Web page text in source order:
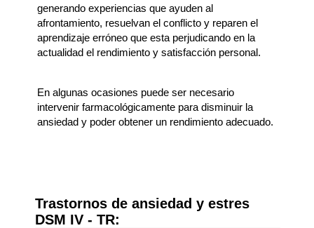
generando experiencias que ayuden al
afrontamiento, resuelvan el conflicto y reparen el
aprendizaje erróneo que esta perjudicando en la
actualidad el rendimiento y satisfacción personal.
En algunas ocasiones puede ser necesario
intervenir farmacológicamente para disminuir la
ansiedad y poder obtener un rendimiento adecuado.
Trastornos de ansiedad y estres
DSM IV - TR: